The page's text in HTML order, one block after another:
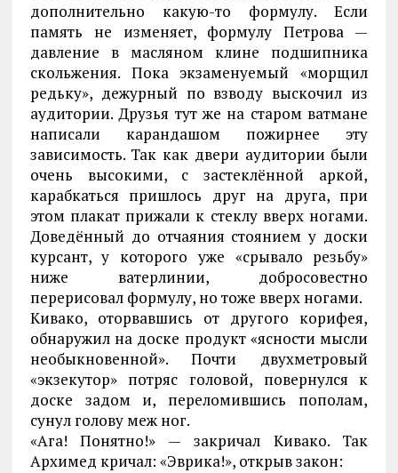
дополнительно какую-то формулу. Если
память не изменяет, формулу Петрова —
давление в масляном клине подшипника
скольжения. Пока экзаменуемый «морщил
редьку», дежурный по взводу выскочил из
аудитории. Друзья тут же на старом ватмане
написали карандашом пожирнее эту
зависимость. Так как двери аудитории были
очень высокими, с застеклённой аркой,
карабкаться пришлось друг на друга, при
этом плакат прижали к стеклу вверх ногами.
Доведённый до отчаяния стоянием у доски
курсант, у которого уже «срывало резьбу»
ниже ватерлинии, добросовестно
перерисовал формулу, но тоже вверх ногами.
Кивако, оторвавшись от другого корифея,
обнаружил на доске продукт «ясности мысли
необыкновенной». Почти двухметровый
«экзекутор» потряс головой, повернулся к
доске задом и, переломившись пополам,
сунул голову меж ног.
«Ага! Понятно!» — закричал Кивако. Так
Архимед кричал: «Эврика!», открыв закон: